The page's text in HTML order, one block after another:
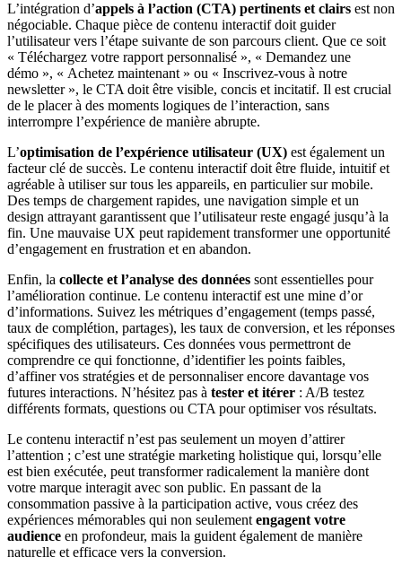
L’intégration d’appels à l’action (CTA) pertinents et clairs est non
négociable. Chaque pièce de contenu interactif doit guider
l’utilisateur vers l’étape suivante de son parcours client. Que ce soit
« Téléchargez votre rapport personnalisé », « Demandez une
démo », « Achetez maintenant » ou « Inscrivez-vous à notre
newsletter », le CTA doit être visible, concis et incitatif. Il est crucial
de le placer à des moments logiques de l’interaction, sans
interrompre l’expérience de manière abrupte.
L’optimisation de l’expérience utilisateur (UX) est également un
facteur clé de succès. Le contenu interactif doit être fluide, intuitif et
agréable à utiliser sur tous les appareils, en particulier sur mobile.
Des temps de chargement rapides, une navigation simple et un
design attrayant garantissent que l’utilisateur reste engagé jusqu’à la
fin. Une mauvaise UX peut rapidement transformer une opportunité
d’engagement en frustration et en abandon.
Enfin, la collecte et l’analyse des données sont essentielles pour
l’amélioration continue. Le contenu interactif est une mine d’or
d’informations. Suivez les métriques d’engagement (temps passé,
taux de complétion, partages), les taux de conversion, et les réponses
spécifiques des utilisateurs. Ces données vous permettront de
comprendre ce qui fonctionne, d’identifier les points faibles,
d’affiner vos stratégies et de personnaliser encore davantage vos
futures interactions. N’hésitez pas à tester et itérer : A/B testez
différents formats, questions ou CTA pour optimiser vos résultats.
Le contenu interactif n’est pas seulement un moyen d’attirer
l’attention ; c’est une stratégie marketing holistique qui, lorsqu’elle
est bien exécutée, peut transformer radicalement la manière dont
votre marque interagit avec son public. En passant de la
consommation passive à la participation active, vous créez des
expériences mémorables qui non seulement engagent votre
audience en profondeur, mais la guident également de manière
naturelle et efficace vers la conversion.